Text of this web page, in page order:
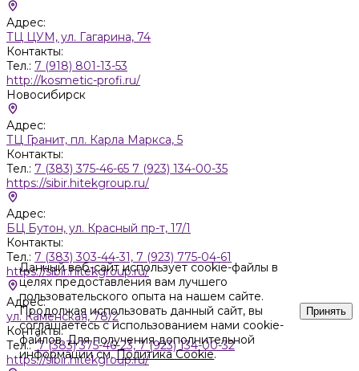
Адрес:
ТЦ ЦУМ, ул. Гагарина, 74
Контакты:
Тел.: 7 (918) 801-13-53
http://kosmetic-profi.ru/
Новосибирск
Адрес:
ТЦ Гранит, пл. Карла Маркса, 5
Контакты:
Тел.: 7 (383) 375-46-65 7 (923) 134-00-35
https://sibir.hitekgroup.ru/
Адрес:
БЦ Бутон, ул. Красный пр-т, 17/1
Контакты:
Тел.: 7 (383) 303-44-31, 7 (923) 775-04-61
https://sibir.hitekgroup.ru/
Адрес:
ул. Каменская, 78/2
Контакты:
Тел.:7 (383) 375-46-23, 7 (923) 134-00-32
https://sibir.hitekgroup.ru/
Данный веб-сайт использует cookie-файлы в
целях предоставления вам лучшего
пользовательского опыта на нашем сайте.
Продолжая использовать данный сайт, вы
соглашаетесь с использованием нами cookie-
файлов. Для получения дополнительной
информации см.Политика Cookie.
Принять